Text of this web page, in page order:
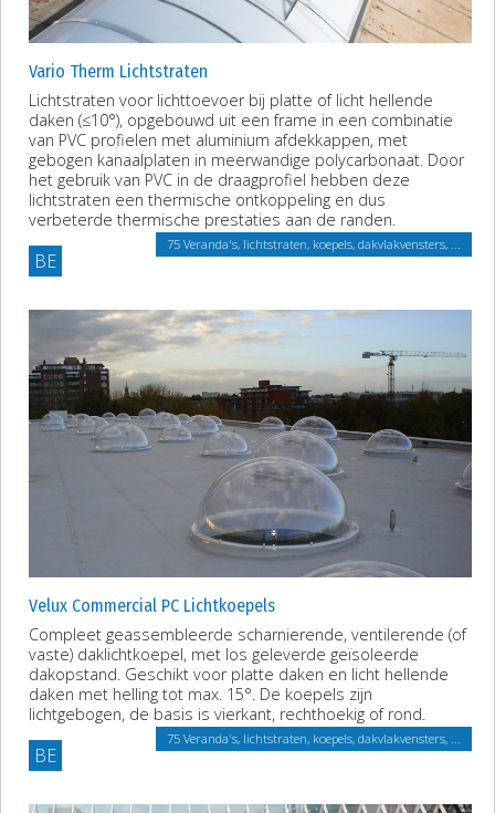
Vario Therm Lichtstraten
Lichtstraten voor lichttoevoer bij platte of licht hellende
daken (≤10°), opgebouwd uit een frame in een combinatie
van PVC profielen met aluminium afdekkappen, met
gebogen kanaalplaten in meerwandige polycarbonaat. Door
het gebruik van PVC in de draagprofiel hebben deze
lichtstraten een thermische ontkoppeling en dus
verbeterde thermische prestaties aan de randen.
BE
75 Veranda's, lichtstraten, koepels, dakvlakvensters, ...
Velux Commercial PC Lichtkoepels
Compleet geassembleerde scharnierende, ventilerende (of
vaste) daklichtkoepel, met los geleverde geïsoleerde
dakopstand. Geschikt voor platte daken en licht hellende
daken met helling tot max. 15°. De koepels zijn
lichtgebogen, de basis is vierkant, rechthoekig of rond.
BE
75 Veranda's, lichtstraten, koepels, dakvlakvensters, ...